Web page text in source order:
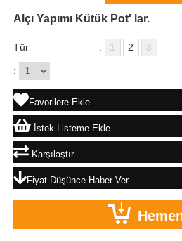
Alçı Yapımı Kütük Pot' lar.
Tür : 1 2 3
:
Favorilere Ekle
İstek Listeme Ekle
Karşılaştır
Fiyat Düşünce Haber Ver